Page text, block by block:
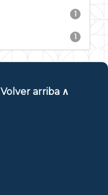
1
1
Volver arriba ∧